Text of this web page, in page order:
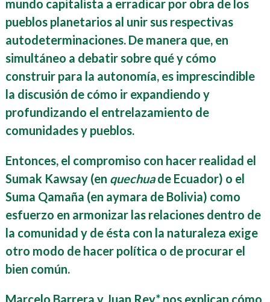
mundo capitalista a erradicar por obra de los
pueblos planetarios al unir sus respectivas
autodeterminaciones. De manera que, en
simultáneo a debatir sobre qué y cómo
construir para la autonomía, es imprescindible
la discusión de cómo ir expandiendo y
profundizando el entrelazamiento de
comunidades y pueblos.
Entonces, el compromiso con hacer realidad el
Sumak Kawsay (en quechuade Ecuador) o el
Suma Qamaña (en aymara de Bolivia) como
esfuerzo en armonizar las relaciones dentro de
la comunidad y de ésta con la naturaleza exige
otro modo de hacer política o de procurar el
bien común.
Marcelo Barrera y Juan Rey* nos explican cómo